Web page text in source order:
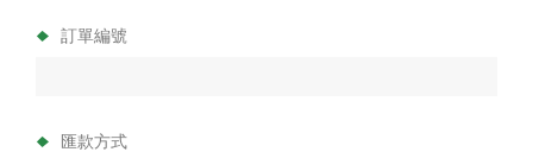
訂單編號
匯款方式